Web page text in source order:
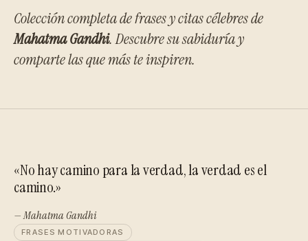
Colección completa de frases y citas célebres de
Mahatma Gandhi. Descubre su sabiduría y
comparte las que más te inspiren.
«No hay camino para la verdad, la verdad es el
camino.»
— Mahatma Gandhi
FRASES MOTIVADORAS